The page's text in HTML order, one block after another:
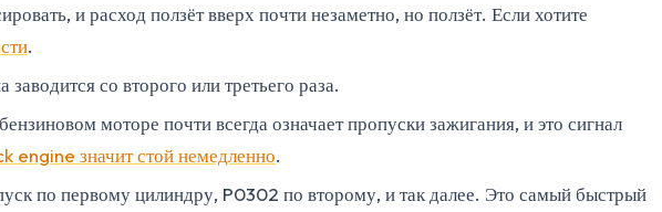
и расход ползёт вверх почти незаметно, но ползёт. Если хотите
.
со второго или третьего раза.
моторе почти всегда означает пропуски зажигания, и это сигнал
engine значит стой немедленно.
по первому цилиндру, P0302 по второму, и так далее. Это самый быстрый